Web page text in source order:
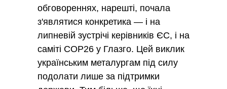
обговореннях, нарешті, почала
з'являтися конкретика — і на
липневій зустрічі керівників ЄС, і на
саміті COP26 у Глазго. Цей виклик
українським металургам під силу
подолати лише за підтримки